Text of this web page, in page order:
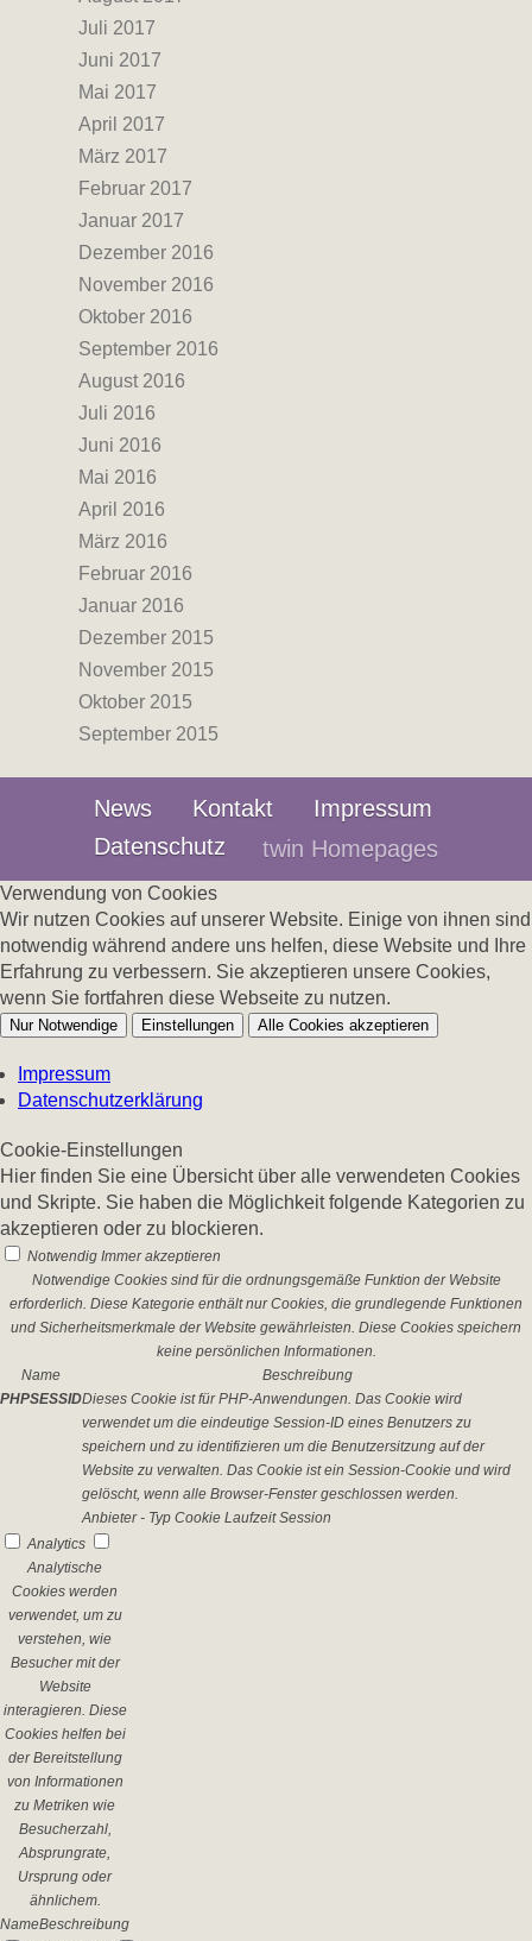
Juli 2017
Juni 2017
Mai 2017
April 2017
März 2017
Februar 2017
Januar 2017
Dezember 2016
November 2016
Oktober 2016
September 2016
August 2016
Juli 2016
Juni 2016
Mai 2016
April 2016
März 2016
Februar 2016
Januar 2016
Dezember 2015
November 2015
Oktober 2015
September 2015
News Kontakt
Impressum
Datenschutz
twin Homepages
Verwendung von Cookies
Wir nutzen Cookies auf unserer Website. Einige von ihnen sind
notwendig während andere uns helfen, diese Website und Ihre
Erfahrung zu verbessern. Sie akzeptieren unsere Cookies,
wenn Sie fortfahren diese Webseite zu nutzen.
Nur Notwendige Einstellungen Alle Cookies akzeptieren
Impressum
Datenschutzerklärung
Cookie-Einstellungen
Hier finden Sie eine Übersicht über alle verwendeten Cookies
und Skripte. Sie haben die Möglichkeit folgende Kategorien zu
akzeptieren oder zu blockieren.
Notwendig Immer akzeptieren
Notwendige Cookies sind für die ordnungsgemäße Funktion der Website
erforderlich. Diese Kategorie enthält nur Cookies, die grundlegende Funktionen
und Sicherheitsmerkmale der Website gewährleisten. Diese Cookies speichern
keine persönlichen Informationen.
Name
Beschreibung
PHPSESSIDDieses Cookie ist für PHP-Anwendungen. Das Cookie wird
verwendet um die eindeutige Session-ID eines Benutzers zu
speichern und zu identifizieren um die Benutzersitzung auf der
Website zu verwalten. Das Cookie ist ein Session-Cookie und wird
gelöscht, wenn alle Browser-Fenster geschlossen werden.
Anbieter - Typ Cookie Laufzeit Session
Analytics
Analytische
Cookies werden
verwendet, um zu
verstehen, wie
Besucher mit der
Website
interagieren. Diese
Cookies helfen bei
der Bereitstellung
von Informationen
zu Metriken wie
Besucherzahl,
Absprungrate,
Ursprung oder
ähnlichem.
NameBeschreibung